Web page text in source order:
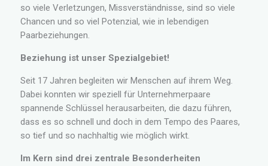
so viele Verletzungen, Missverständnisse, sind so viele
Chancen und so viel Potenzial, wie in lebendigen
Paarbeziehungen.
Beziehung ist unser Spezialgebiet!
Seit 17 Jahren begleiten wir Menschen auf ihrem Weg.
Dabei konnten wir speziell für Unternehmerpaare
spannende Schlüssel herausarbeiten, die dazu führen,
dass es so schnell und doch in dem Tempo des Paares,
so tief und so nachhaltig wie möglich wirkt.
Im Kern sind drei zentrale Besonderheiten